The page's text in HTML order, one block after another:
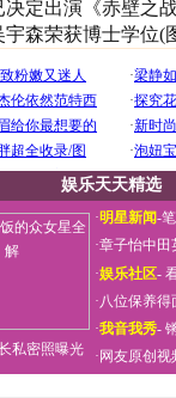
定出演《赤壁之
森荣获博士学位(
娱乐天天精选
私密照曝光
·明星新闻-
·章子怡中田
·娱乐社区-
·八位保养得
·我音我秀-
· 网友原创视